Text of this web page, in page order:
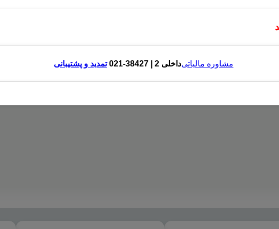
مشاوره مالیاتیداخلی 2 | 38427-021 تمدید و پشتیبانی